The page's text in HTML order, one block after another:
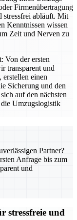
Firmenübertragung
stressfrei abläuft. Mit
Kenntnissen wissen
Zeit und Nerven zu
Von der ersten
transparent und
einen
Sicherung und den
auf den nächsten
Umzugslogistik
Partner?
Anfrage bis zum
und
stressfreie und